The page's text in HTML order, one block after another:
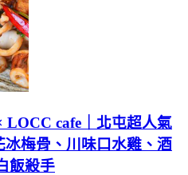
LOCC cafe｜北屯超人氣
冰梅骨、川味口水雞、酒
飯殺手